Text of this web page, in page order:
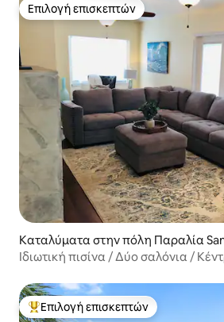
Επιλογή επισκεπτών
Επιλογή επισκεπτών
Καταλύματα στην πόλη Παραλία
Ιδιωτική πισίνα / Δύο σαλόνια /
Κορυφαία επιλογή επισκεπτών
Επιλογή επισκεπτών